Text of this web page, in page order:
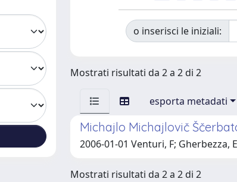
o inserisci le iniziali:
Mostrati risultati da 2 a 2 di 2
esporta metadati
Michajlo Michajlovič
2006-01-01 Venturi, F; Gherbezza,
Mostrati risultati da 2 a 2 di 2